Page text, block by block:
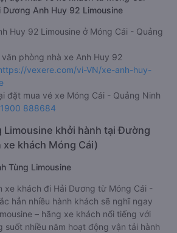
Dương Anh Huy 92 Limousine
Huy 92 Limousine ở Móng Cái - Quảng
phòng nhà xe Anh Huy 92
vexere.com/vi-VN/xe-anh-huy-
đặt mua vé xe Móng Cái - Quảng Ninh
1900 888684
Limousine khởi hành tại Đường
khách Móng Cái)
Tùng Limousine
xe khách đi Hải Dương từ Móng Cái -
hẳn nhiều hành khách sẽ nghĩ ngay
– hãng xe khách nổi tiếng với
suốt nhiều năm hoạt động vận tải hành